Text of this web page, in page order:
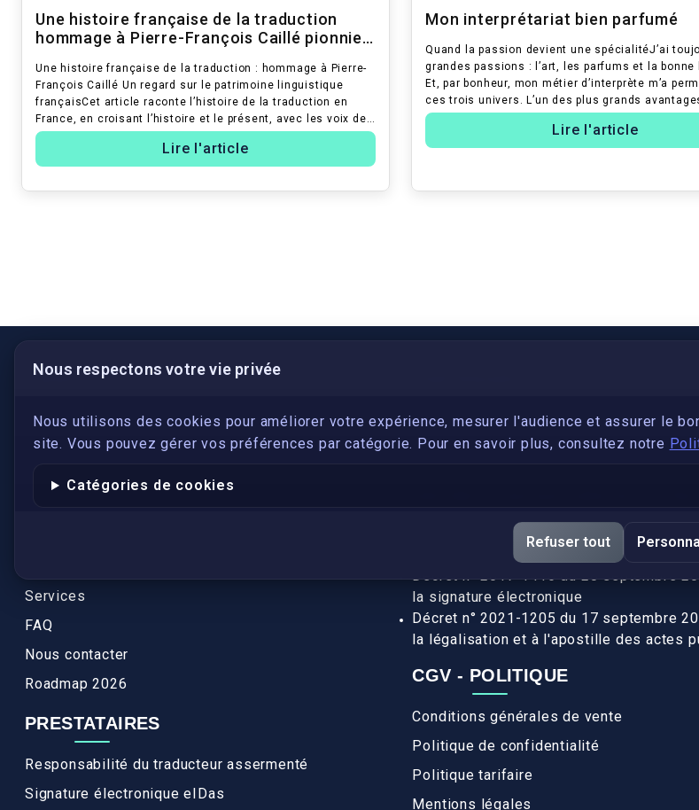
Une histoire française de la traduction
hommage à Pierre-François Caillé pionnier
Une histoire française de la traduction : hommage à Pierre-
François Caillé Un regard sur le patrimoine linguistique
françaisCet article raconte l’histoire de la traduction en
France, en croisant l’histoire et le présent, avec les voix des
traducte...
Lire l'article
Mon interprétariat bien parfumé
Quand la passion devient une spécialitéJ’ai
grandes passions : l’art, les parfums et la
Et, par bonheur, mon métier d’interprète m’a
ces trois univers. L’un des plus grands
méti...
Lire l'article
Nous respectons votre vie privée
Nous utilisons des cookies pour améliorer votre expérience, mesurer l'audience et assurer le
site. Vous pouvez gérer vos préférences par catégorie. Pour en savoir plus, consultez notre
Catégories de cookies
Refuser tout
LIENS UTILES
S'inscrire
Qui sommes-nous ?
Conformité
Services
FAQ
Nous contacter
Roadmap 2026
PRESTATAIRES
Responsabilité du traducteur assermenté
Signature électronique eIDas
Devenez développeur avec IronSkill
Gubernatis immobilier
Apostille et légalisation, fin de
pays de l’UE (Règlement 2016/1191)
Décret n° 2017-1416 du 28 septembre
la signature électronique
Décret n° 2021-1205 du 17 septembre
la légalisation et à l'apostille des actes
CGV - POLITIQUE
Conditions générales de vente
Politique de confidentialité
Politique tarifaire
Mentions légales